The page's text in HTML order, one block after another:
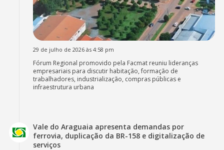
29 de julho de 2026 às 4:58 pm
Fórum Regional promovido pela Facmat reuniu lideranças
empresariais para discutir habitação, formação de
trabalhadores, industrialização, compras públicas e
infraestrutura urbana
Vale do Araguaia apresenta demandas por
ferrovia, duplicação da BR-158 e digitalização de
serviços